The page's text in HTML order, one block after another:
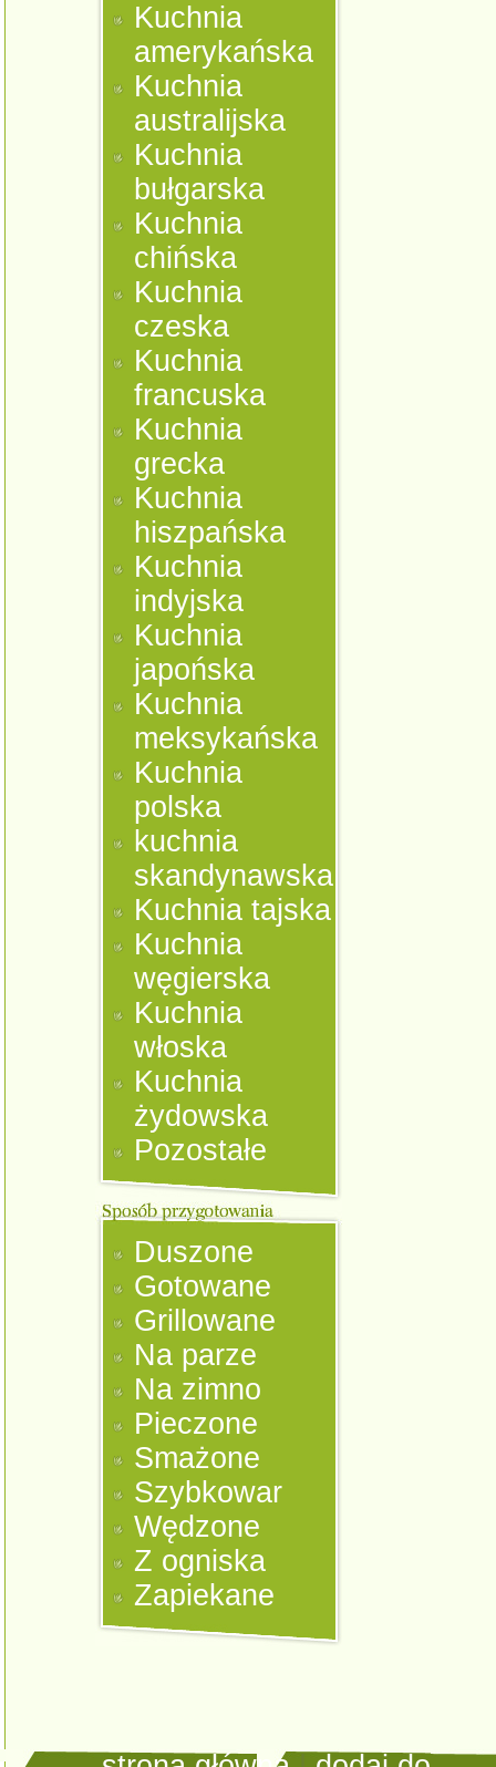
Kuchnia
amerykańska
Kuchnia
australijska
Kuchnia
bułgarska
Kuchnia
chińska
Kuchnia
czeska
Kuchnia
francuska
Kuchnia
grecka
Kuchnia
hiszpańska
Kuchnia
indyjska
Kuchnia
japońska
Kuchnia
meksykańska
Kuchnia
polska
kuchnia
skandynawska
Kuchnia tajska
Kuchnia
węgierska
Kuchnia
włoska
Kuchnia
żydowska
Pozostałe
Duszone
Gotowane
Grillowane
Na parze
Na zimno
Pieczone
Smażone
Szybkowar
Wędzone
Z ogniska
Zapiekane